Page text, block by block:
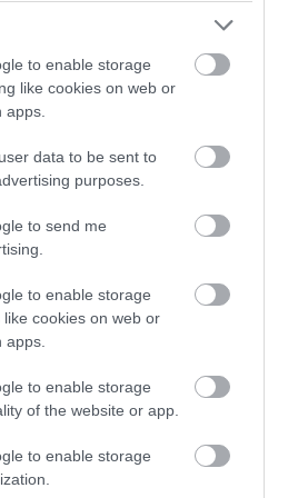
to enable storage
like cookies on web or
data to be sent to
purposes.
to send me
to enable storage
cookies on web or
to enable storage
of the website or app.
to enable storage
pillanatnyi helyzetét
hogyan jelenik meg
Például, ha valaki Rák napjegyű
akkor lehet, hogy még
mutatja meg az érzelmek
Rákban van, akkor rendkívül
bíró egyén lehet, aki könnyen
érzelmeire.
egyének horoszkópjában a
fontos. Például a Vénusz (a
bolygója) és a Mars (a
élnek meg a szerelmet és
az érzelmeiket a rák jegy